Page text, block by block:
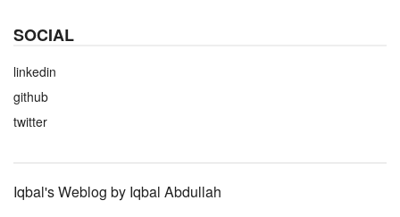
SOCIAL
linkedin
github
twitter
Iqbal's Weblog by Iqbal Abdullah